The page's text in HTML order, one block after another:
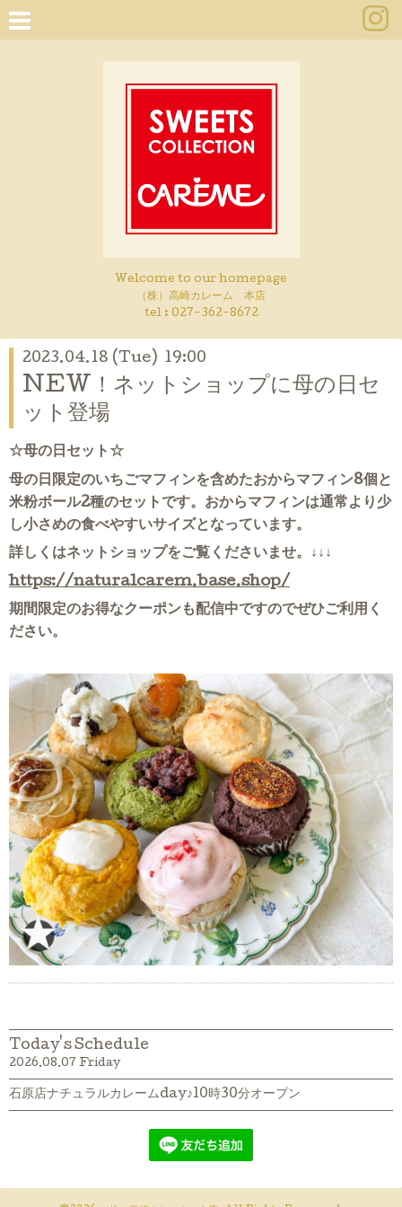
Welcome to our homepage
（株）高崎カレーム 本店
tel : 027-362-8672
2023.04.18 (Tue) 19:00
NEW！ネットショップに母の日セ
ット登場
☆母の日セット☆
母の日限定のいちごマフィンを含めたおからマフィン8個と
米粉ボール2種のセットです。おからマフィンは通常より少
し小さめの食べやすいサイズとなっています。
詳しくはネットショップをご覧くださいませ。↓↓↓
https://naturalcarem.base.shop/
期間限定のお得なクーポンも配信中ですのでぜひご利用く
ださい。
Today's Schedule
2026.08.07 Friday
石原店ナチュラルカレームday♪10時30分オープン